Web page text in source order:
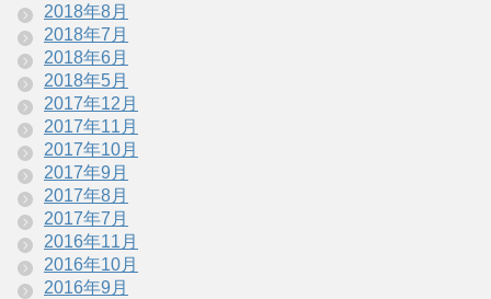
2018年8月
2018年7月
2018年6月
2018年5月
2017年12月
2017年11月
2017年10月
2017年9月
2017年8月
2017年7月
2016年11月
2016年10月
2016年9月